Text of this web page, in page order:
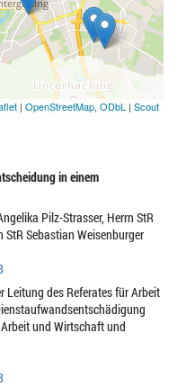
| OpenStreetMap, ODbL | Scout
in einem
Pilz-Strasser, Herrn StR
Sebastian Weisenburger
Leitung des Referates für Arbeit
und Wirtschaft und